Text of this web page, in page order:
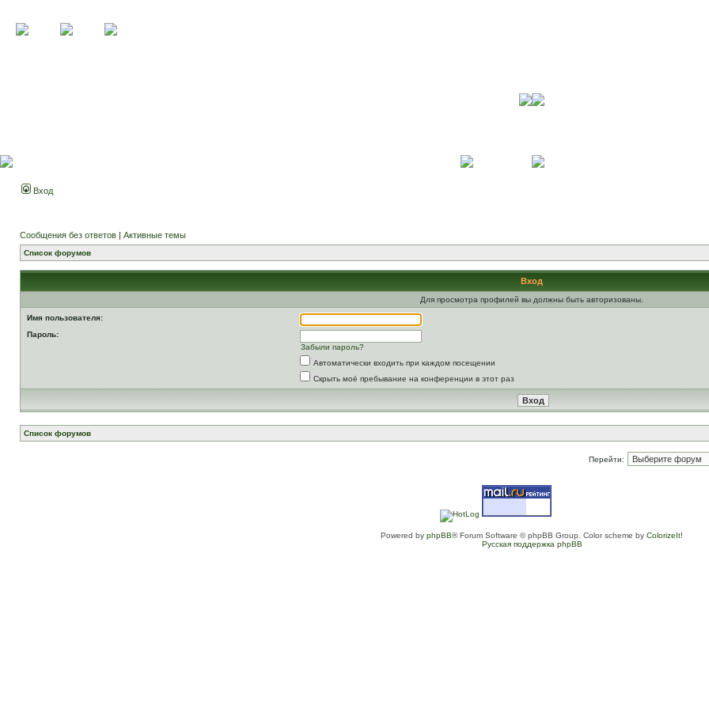
Вход
Сообщения без ответов | Активные темы
Список форумов
Вход
Для просмотра профилей вы должны быть авторизованы.
Имя пользователя:
Пароль:
Забыли пароль?
Автоматически входить при каждом посещении
Скрыть моё пребывание на конференции в этот раз
Список форумов
Перейти:
Powered by phpBB® Forum Software © phpBB Group. Color scheme by ColorizeIt!
Русская поддержка phpBB